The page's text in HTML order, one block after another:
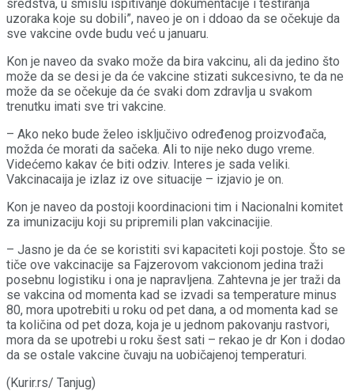
sredstva, u smislu ispitivanje dokumentacije i testiranja
uzoraka koje su dobili”, naveo je on i ddoao da se očekuje da
sve vakcine ovde budu već u januaru.
Kon je naveo da svako može da bira vakcinu, ali da jedino što
može da se desi je da će vakcine stizati sukcesivno, te da ne
može da se očekuje da će svaki dom zdravlja u svakom
trenutku imati sve tri vakcine.
– Ako neko bude želeo isključivo određenog proizvođača,
možda će morati da sačeka. Ali to nije neko dugo vreme.
Videćemo kakav će biti odziv. Interes je sada veliki.
Vakcinacaija je izlaz iz ove situacije – izjavio je on.
Kon je naveo da postoji koordinacioni tim i Nacionalni komitet
za imunizaciju koji su pripremili plan vakcinacijie.
– Jasno je da će se koristiti svi kapaciteti koji postoje. Što se
tiče ove vakcinacije sa Fajzerovom vakcionom jedina traži
posebnu logistiku i ona je napravljena. Zahtevna je jer traži da
se vakcina od momenta kad se izvadi sa temperature minus
80, mora upotrebiti u roku od pet dana, a od momenta kad se
ta količina od pet doza, koja je u jednom pakovanju rastvori,
mora da se upotrebi u roku šest sati – rekao je dr Kon i dodao
da se ostale vakcine čuvaju na uobičajenoj temperaturi.
(Kurir.rs/ Tanjug)